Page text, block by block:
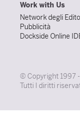
Work with Us
Network degli
Pubblicità
Dockside Online
© Copyright 1997
Tutti I diritti